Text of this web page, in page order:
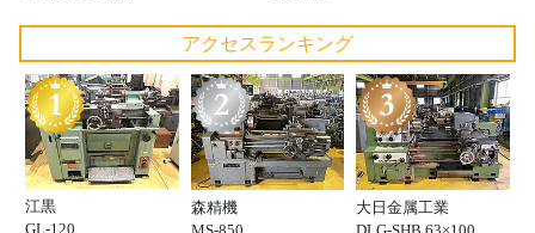
アクセスランキング
江黒
GL-120
森精機
大日金属工業